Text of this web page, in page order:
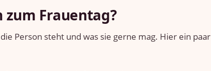
zum Frauentag?
Person steht und was sie gerne mag. Hier ein paar